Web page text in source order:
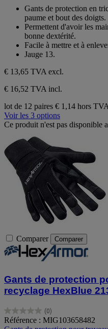
avis
étoiles.
Gants de protection en
paume et bout des doigts.
Permettent d'avoir les
bonne dextérité.
Facile à mettre et à
Jauge 13.
€ 13,65 TVA excl.
€ 16,52 TVA incl.
lot de 12 paires € 1,14 hors
Voir les 3 options
Ce produit n'est pas disponible
Comparer Comparer
Gants de protection
recyclage HexBlue
(0)
0.0
sur
Référence : MIG103658482